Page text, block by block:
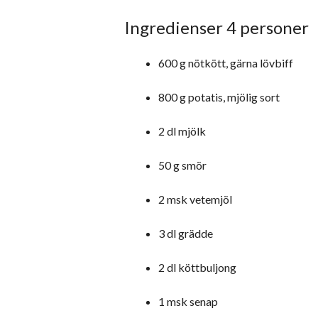
Ingredienser 4 personer
600 g nötkött, gärna lövbiff
800 g potatis, mjölig sort
2 dl mjölk
50 g smör
2 msk vetemjöl
3 dl grädde
2 dl köttbuljong
1 msk senap